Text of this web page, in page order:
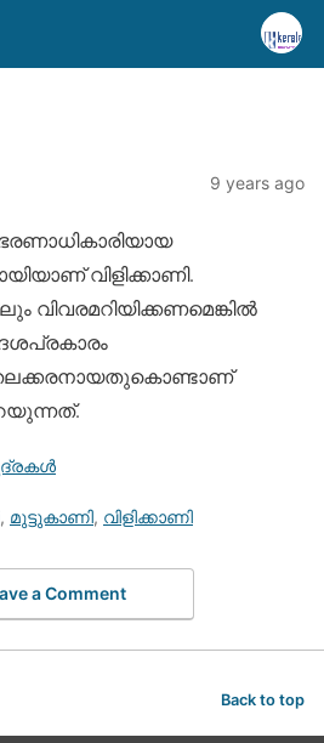
9 years ago
വിളിക്കാണി.
വിവരമറിയിക്കണമെങ്കില്‍
, മുട്ടുകാണി, വിളിക്കാണി
a Comment
Back to top